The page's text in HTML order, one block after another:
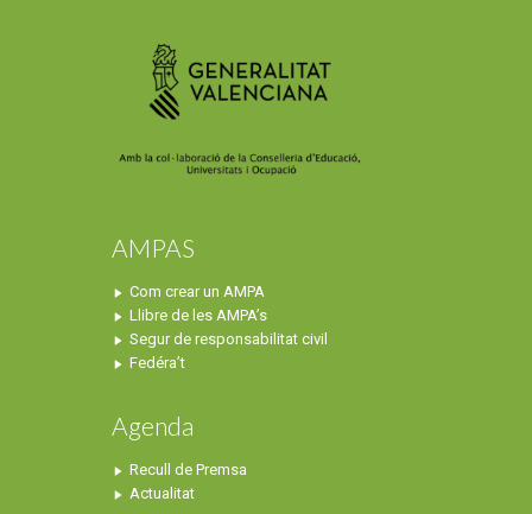
AMPAS
Com crear un AMPA
Llibre de les AMPA’s
Segur de responsabilitat civil
Fedéra’t
Agenda
Recull de Premsa
Actualitat